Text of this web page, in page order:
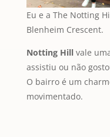
Eu e a The Notting
Blenheim Crescent.
Notting Hillvale
assistiu ou não
O bairro é um
movimentado.